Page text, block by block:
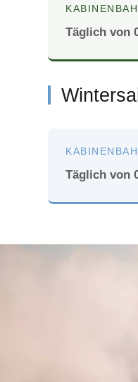
Täglich von
Täglich von